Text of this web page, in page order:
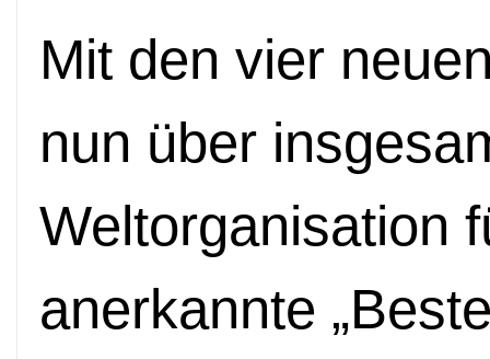
Mit den vier
nun über
Weltorganisation
anerkannte